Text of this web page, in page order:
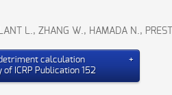
L., ZHANG W., HAMADA N.,
calculation
ICRP Publication 152